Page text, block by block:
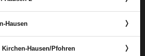
Hausen
Hausen/​Pfohren